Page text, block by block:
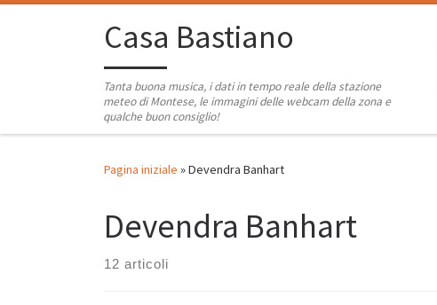
Passa al contenutoCasa Bastiano
Tanta buona musica, i dati in tempo reale della stazione
meteo di Montese, le immagini delle webcam della zona e
qualche buon consiglio!
Pagina iniziale »Devendra Banhart
Devendra Banhart
12 articoli